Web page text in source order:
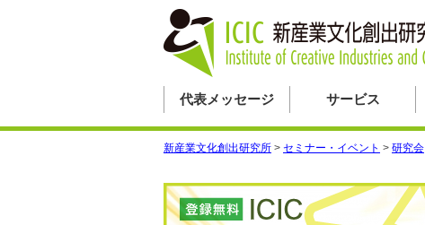
代表メッセージ サービス
新産業文化創出研究所 > セミナー・イベント > 研究会